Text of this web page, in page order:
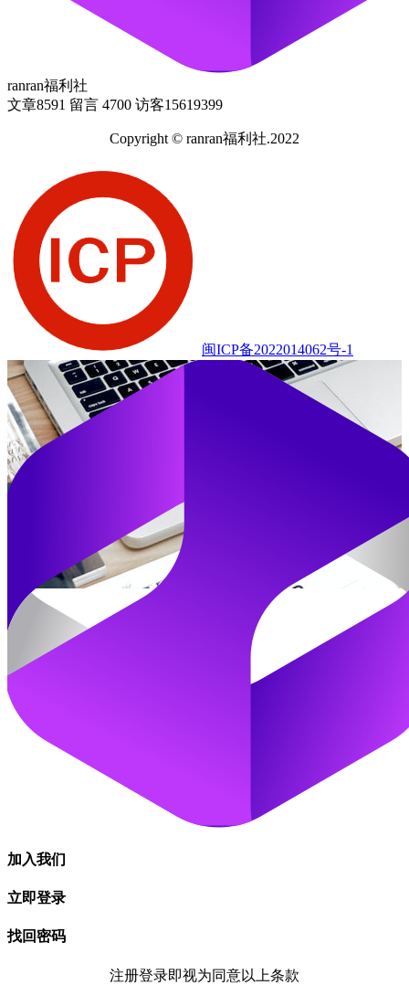
ranran福利社
文章8591 留言 4700 访客15619399
Copyright © ranran福利社.2022
闽ICP备2022014062号-1
加入我们
立即登录
找回密码
注册登录即视为同意以上条款